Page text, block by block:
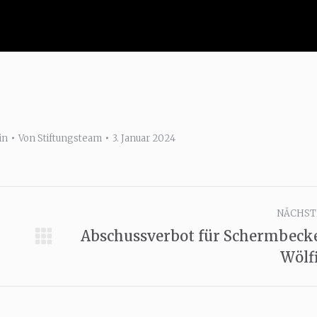
Von Stiftungsteam 3. Januar 2024
Nächster
Abschussverbot für